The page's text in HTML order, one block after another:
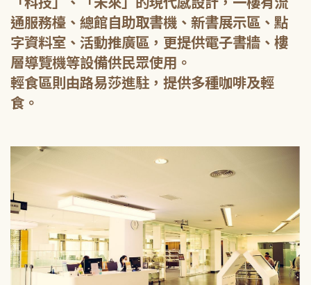
通服務檯、總館自助取書機、新書展示區、點
字資料室、活動推廣區，更提供電子書牆、樓
層導覽機等設備供民眾使用。
輕食區則由路易莎進駐，提供多種咖啡及輕
食。